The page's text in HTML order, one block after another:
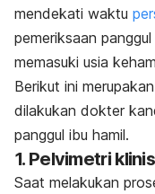
mendekati waktu
pemeriksaan
memasuki usia
Berikut ini
dilakukan dokter
panggul ibu hamil.
1. Pelvimetri klinis
Saat melakukan